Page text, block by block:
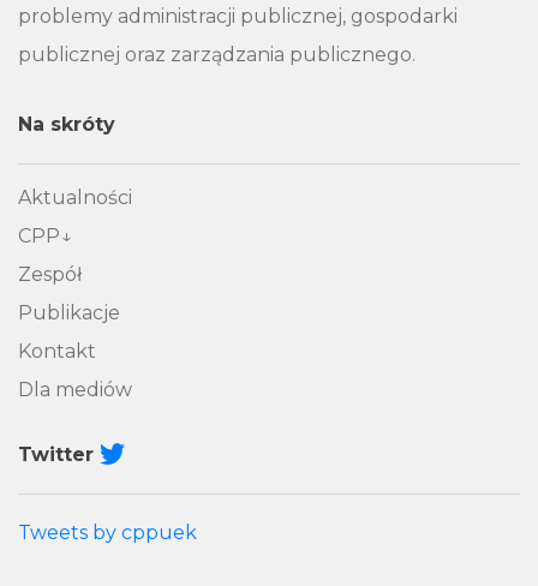
problemy administracji publicznej, gospodarki
publicznej oraz zarządzania publicznego.
Na skróty
Aktualności
CPP
Zespół
Publikacje
Kontakt
Dla mediów
Twitter
Tweets by cppuek